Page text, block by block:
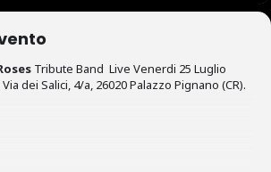
Tribute Band Live Venerdi 25 Luglio
dei Salici, 4/a, 26020 Palazzo Pignano (CR).